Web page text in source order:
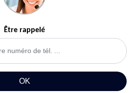
Être rappelé